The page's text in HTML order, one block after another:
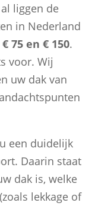
liggen de
in Nederland
€ 75 en € 150.
voor. Wij
uw dak van
een duidelijk
Daarin staat
dak is, welke
lekkage of